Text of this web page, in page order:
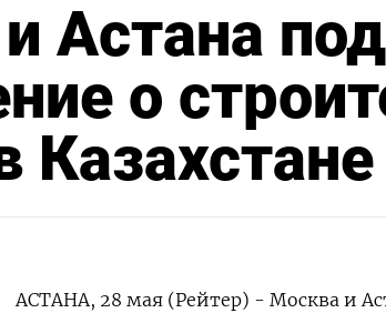
Астана
о
АСТАНА, 28 мая (Рейтер) - Москва и